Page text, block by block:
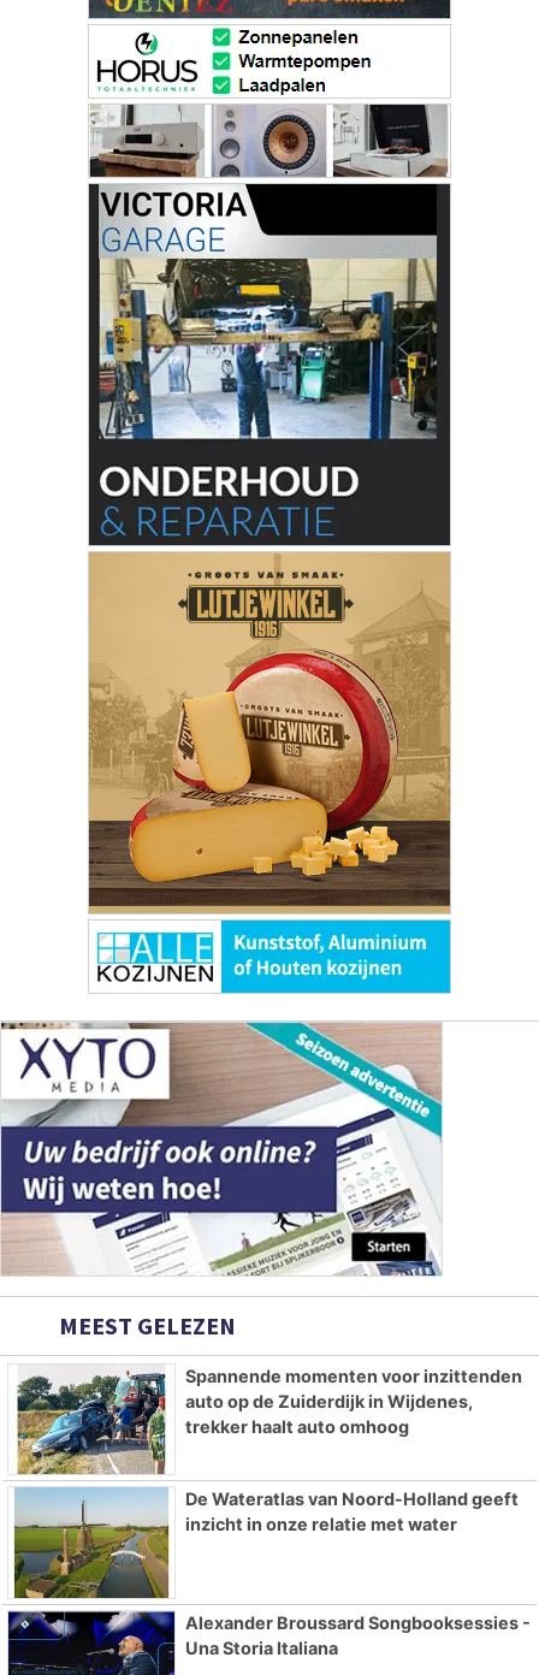
MEEST GELEZEN
Spannende momenten voor inzittenden
auto op de Zuiderdijk in Wijdenes,
trekker haalt auto omhoog
De Wateratlas van Noord-Holland geeft
inzicht in onze relatie met water
Alexander Broussard Songbooksessies -
Una Storia Italiana